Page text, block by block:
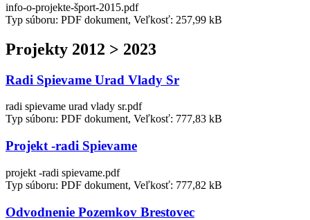
info-o-projekte-šport-2015.pdf
Typ súboru: PDF dokument, Veľkosť: 257,99 kB
Projekty 2012 > 2023
Radi Spievame Urad Vlady Sr
radi spievame urad vlady sr.pdf
Typ súboru: PDF dokument, Veľkosť: 777,83 kB
Projekt -radi Spievame
projekt -radi spievame.pdf
Typ súboru: PDF dokument, Veľkosť: 777,82 kB
Odvodnenie Pozemkov Brestovec